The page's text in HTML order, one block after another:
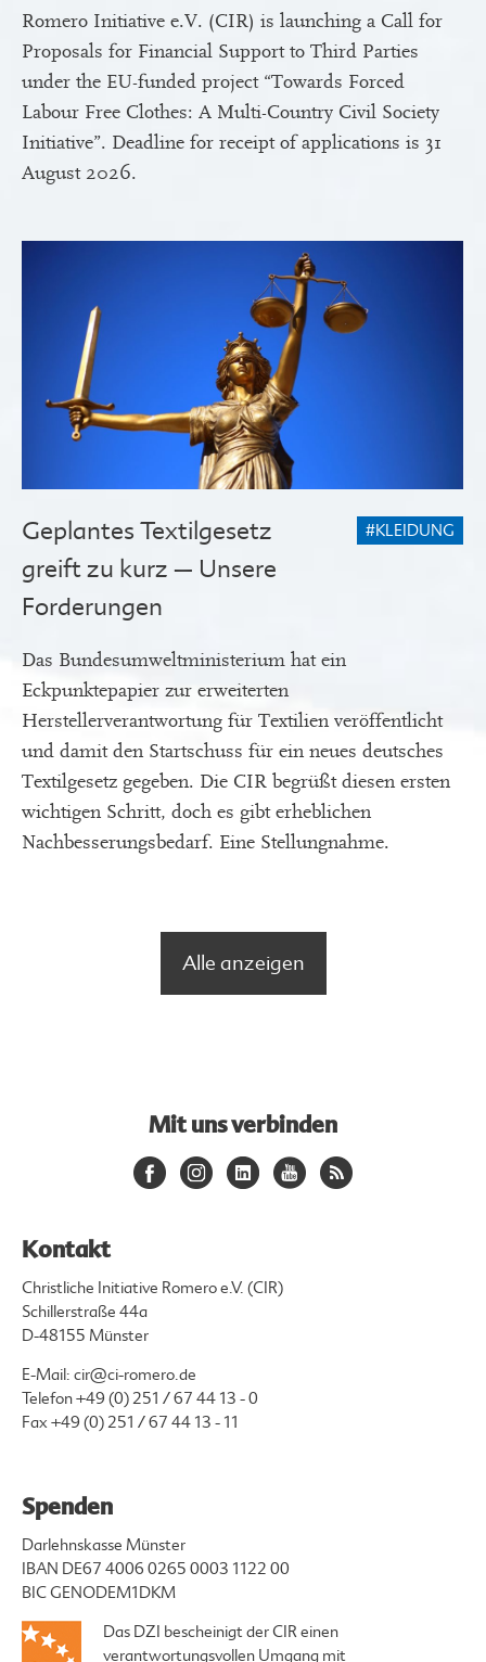
Romero Initiative e.V. (CIR) is launching a Call for
Proposals for Financial Support to Third Parties
under the EU-funded project “Towards Forced
Labour Free Clothes: A Multi-Country Civil Society
Initiative”. Deadline for receipt of applications is 31
August 2026.
#KLEIDUNG
Geplantes Textilgesetz
greift zu kurz – Unsere
Forderungen
Das Bundesumweltministerium hat ein
Eckpunktepapier zur erweiterten
Herstellerverantwortung für Textilien veröffentlicht
und damit den Startschuss für ein neues deutsches
Textilgesetz gegeben. Die CIR begrüßt diesen ersten
wichtigen Schritt, doch es gibt erheblichen
Nachbesserungsbedarf. Eine Stellungnahme.
Alle anzeigen
Mit uns verbinden
Kontakt
Christliche Initiative Romero e.V. (CIR)
Schillerstraße 44a
D-48155 Münster
E-Mail: cir@ci-romero.de
Telefon+49 (0) 251 / 67 44 13 - 0
Fax +49 (0) 251 / 67 44 13 - 11
Spenden
Darlehnskasse Münster
IBAN DE67 4006 0265 0003 1122 00
BIC GENODEM1DKM
Das DZI bescheinigt der CIR einen
verantwortungsvollen Umgang mit